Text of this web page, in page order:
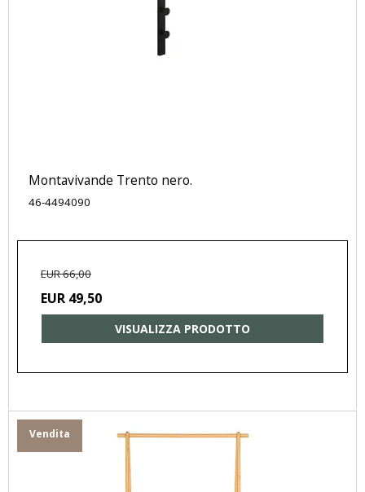
Montavivande Trento nero.
46-4494090
EUR 66,00
EUR 49,50
VISUALIZZA PRODOTTO
Vendita